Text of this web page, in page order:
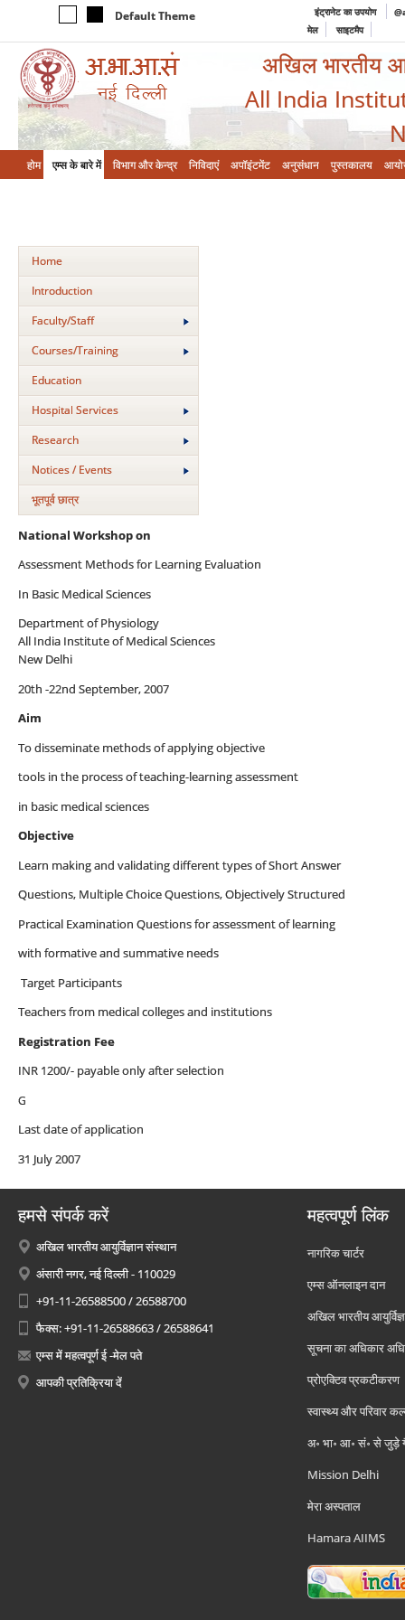
Default Theme इंट्रानेट का उपयोग
मेल
साइटमैप
अखिल भारतीय
All India
होम एम्‍स के बारे में विभाग और केन्‍द्र निविदाएं अपॉइंटमेंट अनुसंधान पुस्तकालय
Home
Introduction
Faculty/Staff
Courses/Training
Education
Hospital Services
Research
Notices / Events
भूतपूर्व छात्र
National Workshop on
Assessment Methods for Learning Evaluation
In Basic Medical Sciences
Department of Physiology
All India Institute of Medical Sciences
New Delhi
20th -22nd September, 2007
Aim
To disseminate methods of applying objective
tools in the process of teaching-learning assessment
in basic medical sciences
Objective
Learn making and validating different types of Short Answer
Questions, Multiple Choice Questions, Objectively Structured
Practical Examination Questions for assessment of learning
with formative and summative needs
Target Participants
Teachers from medical colleges and institutions
Registration Fee
INR 1200/- payable only after selection
G
Last date of application
31 July 2007
हमसे संपर्क करें
अखिल भारतीय आयुर्विज्ञान संस्थान
अंसारी नगर, नई दिल्ली - 110029
+91-11-26588500 / 26588700
फैक्स: +91-11-26588663 / 26588641
एम्स में महत्वपूर्ण ई -मेल पते
आपकी प्रतिक्रिया दें
महत्वपूर्ण लिंक
नागरिक चार्टर
एम्स ऑनलाइन दान
अखिल भारतीय
सूचना का अधिकार
प्रोएक्टिव प्रकटीकरण
स्वास्थ्य और परिवार
अ॰ भा॰ आ॰ सं॰ से जुड़े
Mission Delhi
मेरा अस्पताल
Hamara AIIMS